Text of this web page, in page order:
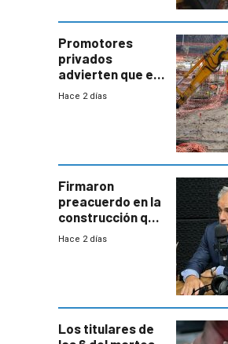
enorme
potencial
Promotores
privados
advierten que el
nuevo convenio
a revisar
proyectos
Hace 2 días
Firmaron
preacuerdo en la
construcción que
comprende
Hace 2 días
Los titulares de